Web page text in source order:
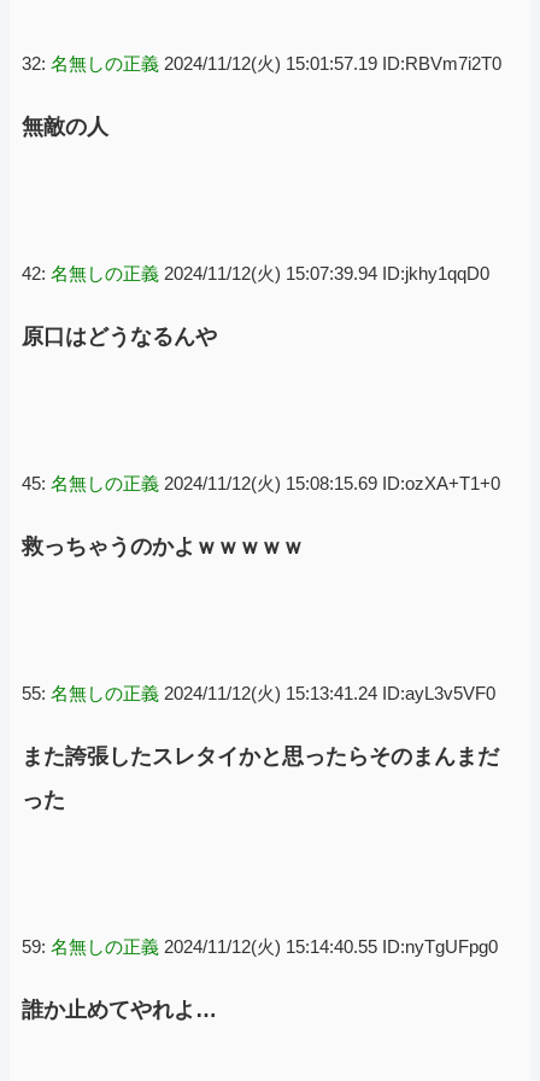
32: 名無しの正義 2024/11/12(火) 15:01:57.19 ID:RBVm7i2T0
無敵の人
42: 名無しの正義 2024/11/12(火) 15:07:39.94 ID:jkhy1qqD0
原口はどうなるんや
45: 名無しの正義 2024/11/12(火) 15:08:15.69 ID:ozXA+T1+0
救っちゃうのかよｗｗｗｗｗ
55: 名無しの正義 2024/11/12(火) 15:13:41.24 ID:ayL3v5VF0
また誇張したスレタイかと思ったらそのまんまだ
った
59: 名無しの正義 2024/11/12(火) 15:14:40.55 ID:nyTgUFpg0
誰か止めてやれよ…